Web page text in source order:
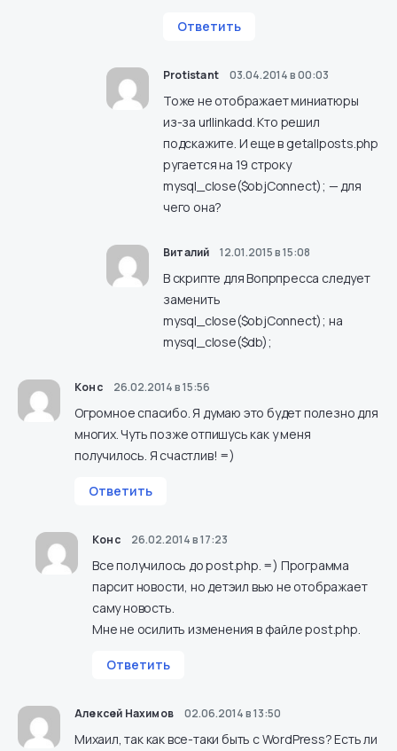
Ответить
Protistant 03.04.2014 в 00:03
Тоже не отображает миниатюры
из-за urllinkadd. Кто решил
подскажите. И еще в getallposts.php
ругается на 19 строку
mysql_close($objConnect); — для
чего она?
Виталий 12.01.2015 в 15:08
В скрипте для Вопрпресса следует
заменить
mysql_close($objConnect); на
mysql_close($db);
Конс 26.02.2014 в 15:56
Огромное спасибо. Я думаю это будет полезно для
многих. Чуть позже отпишусь как у меня
получилось. Я счастлив! =)
Ответить
Конс 26.02.2014 в 17:23
Все получилось до post.php. =) Программа
парсит новости, но детэил вью не отображает
саму новость.
Мне не осилить изменения в файле post.php.
Ответить
Алексей Нахимов 02.06.2014 в 13:50
Михаил, так как все-таки быть с WordPress? Есть ли